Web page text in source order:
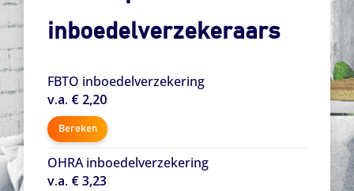
inboedelverzekeraars
FBTO inboedelverzekering
v.a. € 2,20
Bereken
OHRA inboedelverzekering
v.a. € 3,23